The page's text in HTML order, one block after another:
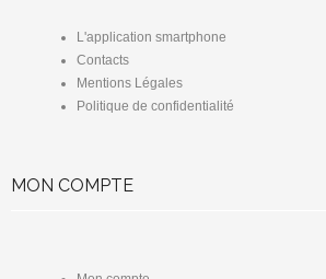
L'application smartphone
Contacts
Mentions Légales
Politique de confidentialité
MON COMPTE